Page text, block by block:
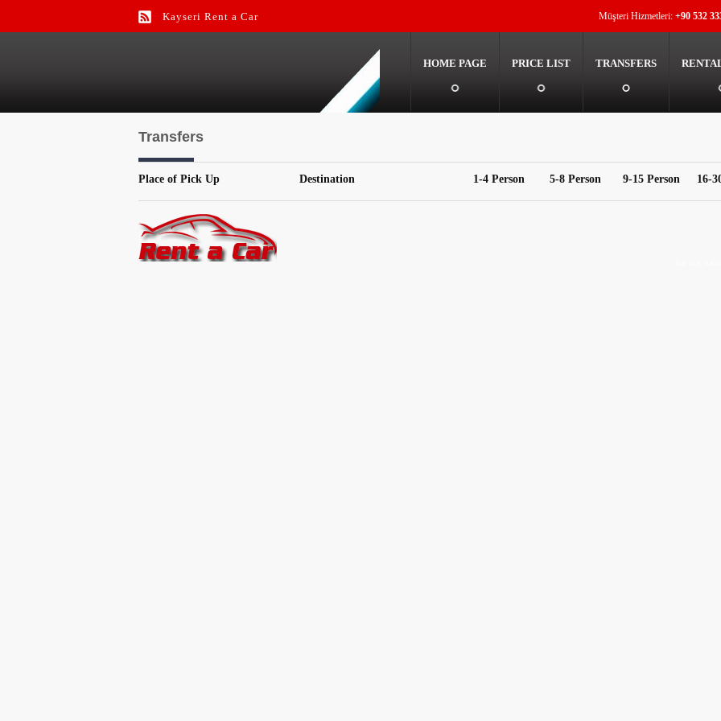
Kayseri Rent a Car
Kayseri Car Rental
Müşteri Hizmetleri: +90 532
HOME PAGE PRICE LIST TRANSFERS
Transfers
Place of Pick Up Destination 1-4 Person 5-8 Person 9-15 Person 16-